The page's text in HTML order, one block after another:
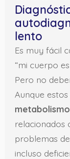
lento
Es muy fácil
“mi cuerpo
Pero no
Aunque
relacionados
problemas
incluso